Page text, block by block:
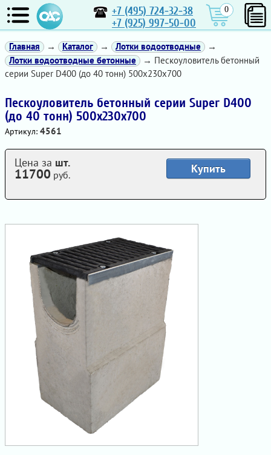
+7 (495) 724-32-38
+7 (925) 997-50-00
0
Главная → Каталог → Лотки водоотводные
→
Лотки водоотводные бетонные
→ Пескоуловитель бетонный
серии Super D400 (до 40 тонн) 500x230x700
Пескоуловитель бетонный серии Super D400
(до 40 тонн) 500x230x700
Артикул: 4561
Купить
Цена за шт.
11700 руб.